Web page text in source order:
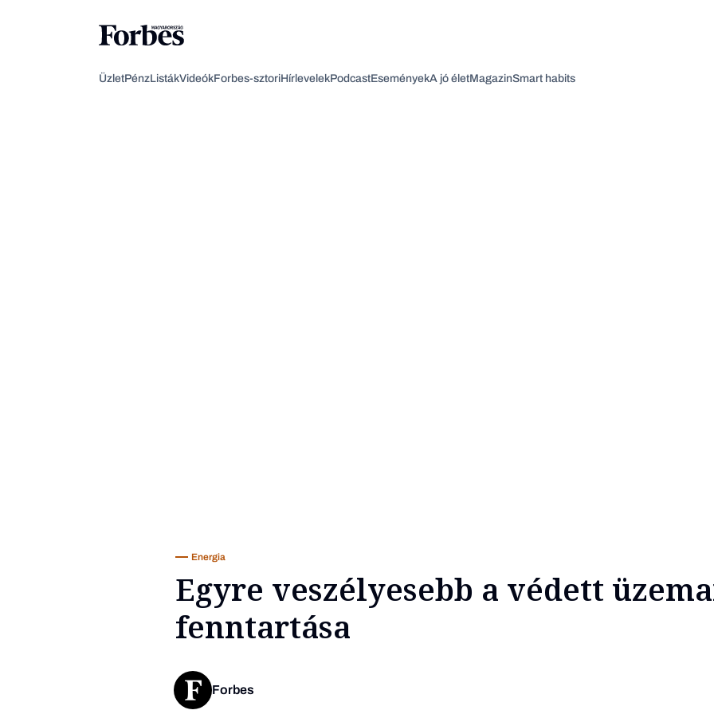
ÜzletPénzListákVideókForbes-sztoriHírlevelekPodcastEseményekA jó életMagazinSmart habits
Energia
Egyre veszélyesebb a védett
fenntartása
Forbes